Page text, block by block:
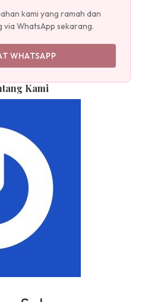
kami yang ramah dan
via WhatsApp sekarang.
WHATSAPP
Kami